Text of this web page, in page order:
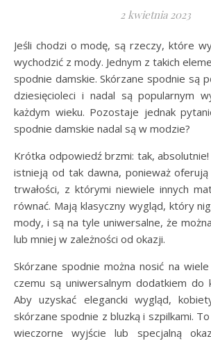
2 kwietnia 2023
Jeśli chodzi o modę, są rzeczy, które wydają się nigdy nie
wychodzić z mody. Jednym z takich
spodnie damskie. Skórzane spodnie są
dziesięcioleci i nadal są popularnym
każdym wieku. Pozostaje jednak
spodnie damskie nadal są w modzie?
Krótka odpowiedź brzmi: tak,
istnieją od tak dawna, ponieważ oferują
trwałości, z którymi niewiele innych
równać. Mają klasyczny wygląd, który
mody, i są na tyle uniwersalne, że
lub mniej w zależności od okazji.
Skórzane spodnie można nosić na
czemu są uniwersalnym dodatkiem do
Aby uzyskać elegancki wygląd,
skórzane spodnie z bluzką i szpilkami.
wieczorne wyjście lub specjalną